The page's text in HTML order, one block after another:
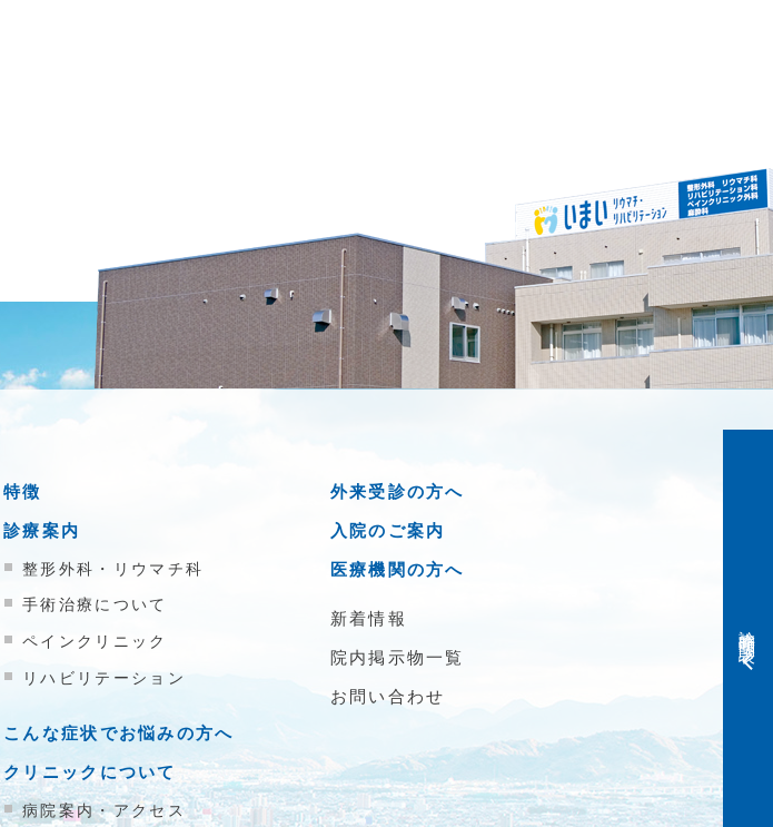
特徴
診療案内
整形外科・リウマチ科
手術治療について
ペインクリニック
リハビリテーション
こんな症状でお悩みの方へ
クリニックについて
病院案内・アクセス
外来受診の方へ
入院のご案内
医療機関の方へ
新着情報
院内掲示物一覧
お問い合わせ